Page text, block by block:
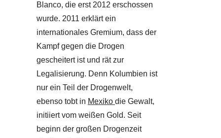
Blanco, die erst 2012 erschossen
wurde. 2011 erklärt ein
internationales Gremium, dass der
Kampf gegen die Drogen
gescheitert ist und rät zur
Legalisierung. Denn Kolumbien ist
nur ein Teil der Drogenwelt,
ebenso tobt in Mexiko die Gewalt,
initiiert vom weißen Gold. Seit
beginn der großen Drogenzeit